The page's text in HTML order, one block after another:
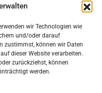
wir Technologien wie
und/oder darauf
zustimmst, können wir Daten
dieser Website verarbeiten.
zurückziehst, können
werden.
ZIEGELEI